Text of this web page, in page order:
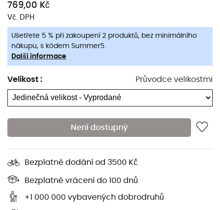
769,00 Kč
Vč. DPH
Ušetřete 5 % při zakoupení 2 produktů, bez minimálního
nákupu, s kódem Summer5.
Další informace
Velikost : Průvodce velikostmi
Není dostupný
Bezplatné dodání od 3500 Kč
Bezplatné vrácení do 100 dnů
+1 000 000 vybavených dobrodruhů